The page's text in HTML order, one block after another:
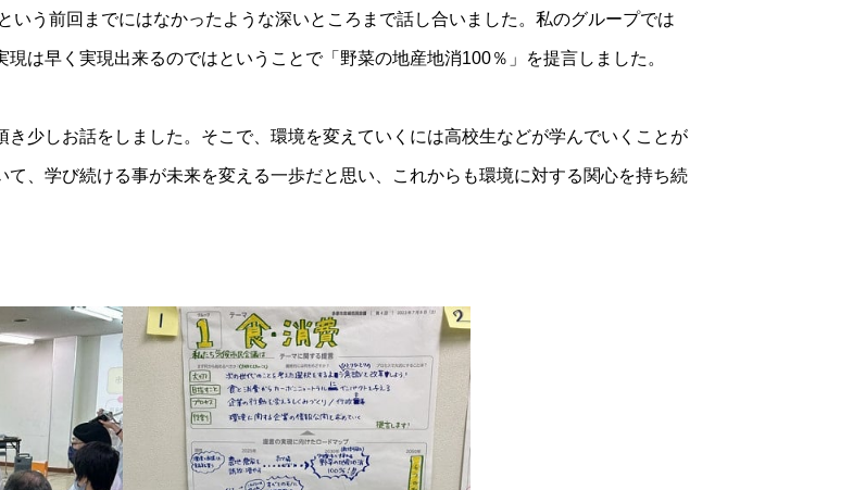
いう前回までにはなかったような深いところまで話し合いました。私のグループでは
は早く実現出来るのではということで「野菜の地産地消100％」を提言しました。
少しお話をしました。そこで、環境を変えていくには高校生などが学んでいくことが
、学び続ける事が未来を変える一歩だと思い、これからも環境に対する関心を持ち続